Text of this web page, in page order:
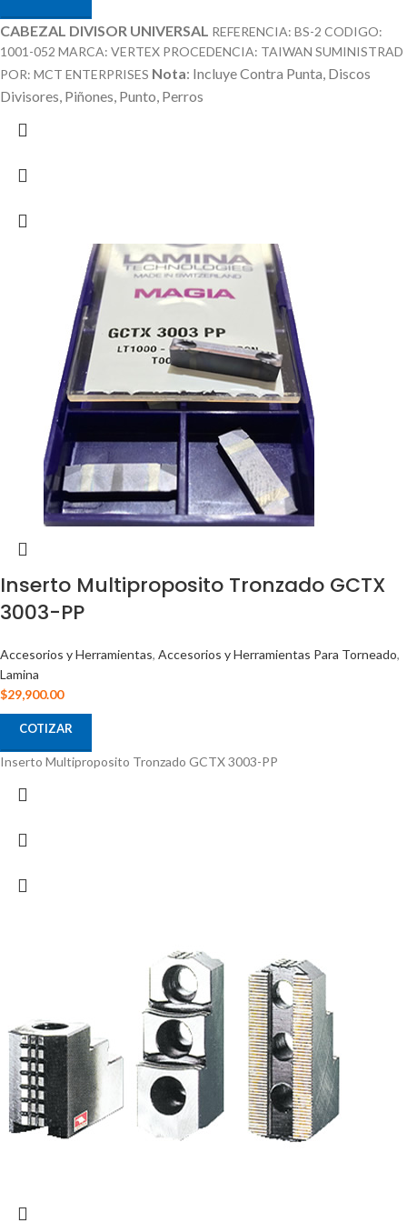
CABEZAL DIVISOR UNIVERSAL REFERENCIA: BS-2 CODIGO:
1001-052 MARCA: VERTEX PROCEDENCIA: TAIWAN SUMINISTRAD
POR: MCT ENTERPRISES Nota: Incluye Contra Punta, Discos
Divisores, Piñones, Punto, Perros
Inserto Multiproposito Tronzado GCTX
3003-PP
Accesorios y Herramientas, Accesorios y Herramientas Para Torneado,
Lamina
$29,900.00
COTIZAR
Inserto Multiproposito Tronzado GCTX 3003-PP